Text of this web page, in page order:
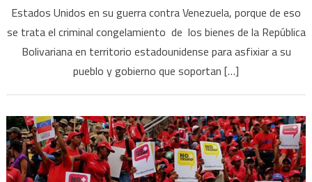
Estados Unidos en su guerra contra Venezuela, porque de eso
se trata el criminal congelamiento de los bienes de la República
Bolivariana en territorio estadounidense para asfixiar a su
pueblo y gobierno que soportan […]